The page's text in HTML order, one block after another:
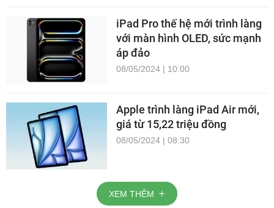
iPad Pro thế hệ mới trình làng
với màn hình OLED, sức mạnh
áp đảo
08/05/2024 | 10:00
Apple trình làng iPad Air mới,
giá từ 15,22 triệu đồng
08/05/2024 | 08:30
XEM THÊM